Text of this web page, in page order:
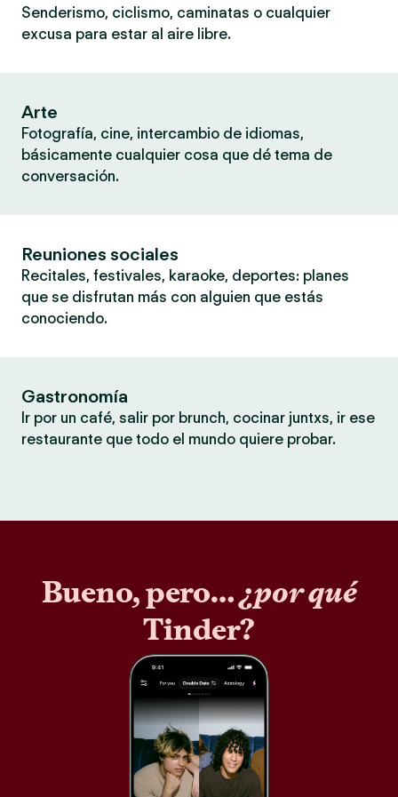
Senderismo, ciclismo, caminatas o cualquier
excusa para estar al aire libre.
Arte
Fotografía, cine, intercambio de idiomas,
básicamente cualquier cosa que dé tema de
conversación.
Reuniones sociales
Recitales, festivales, karaoke, deportes: planes
que se disfrutan más con alguien que estás
conociendo.
Gastronomía
Ir por un café, salir por brunch, cocinar juntxs, ir ese
restaurante que todo el mundo quiere probar.
Bueno, pero…¿por qué
Tinder?